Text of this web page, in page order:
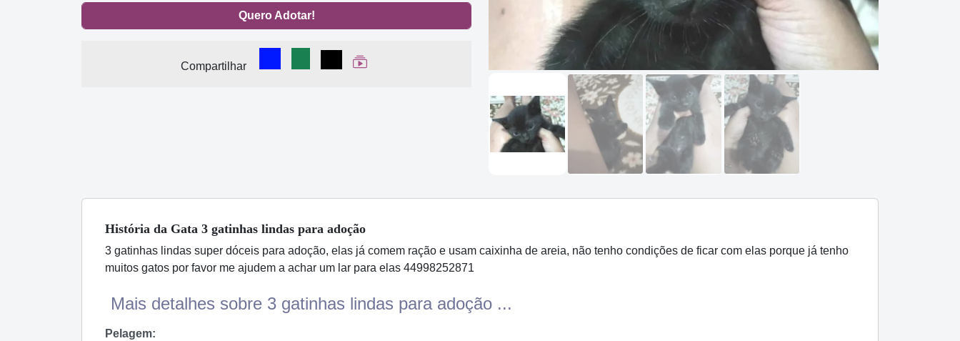
Quero Adotar!
Compartilhar
Compartilhar no Facebook
Compartilhar no WhatsApp
Compartilhar
Ver Web Story
História da Gata 3 gatinhas lindas para adoção
3 gatinhas lindas super dóceis para adoção, elas já comem ração e usam caixinha de areia, não tenho condições de ficar com elas porque já tenho
muitos gatos por favor me ajudem a achar um lar para elas 44998252871
Mais detalhes sobre 3 gatinhas lindas para adoção ...
Pelagem: